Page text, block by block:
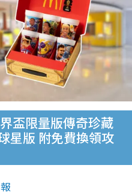
盃限量版傳奇珍藏
星版 附免費換領攻